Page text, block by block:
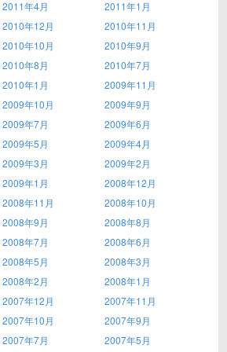
2011年4月
2011年1月
2010年12月
2010年11月
2010年10月
2010年9月
2010年8月
2010年7月
2010年1月
2009年11月
2009年10月
2009年9月
2009年7月
2009年6月
2009年5月
2009年4月
2009年3月
2009年2月
2009年1月
2008年12月
2008年11月
2008年10月
2008年9月
2008年8月
2008年7月
2008年6月
2008年5月
2008年3月
2008年2月
2008年1月
2007年12月
2007年11月
2007年10月
2007年9月
2007年7月
2007年5月